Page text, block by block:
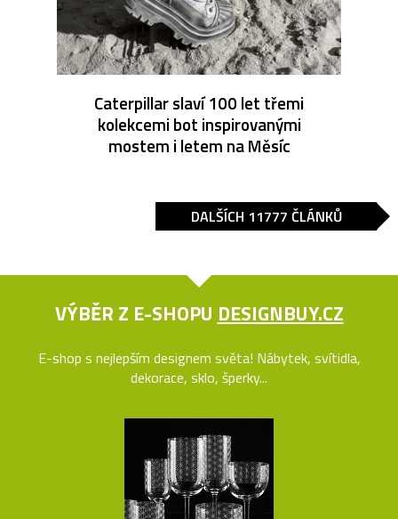
Caterpillar slaví 100 let třemi
kolekcemi bot inspirovanými
mostem i letem na Měsíc
DALŠÍCH 11777 ČLÁNKŮ
VÝBĚR Z E-SHOPU DESIGNBUY.CZ
E-shop s nejlepším designem světa! Nábytek, svítidla,
dekorace, sklo, šperky...